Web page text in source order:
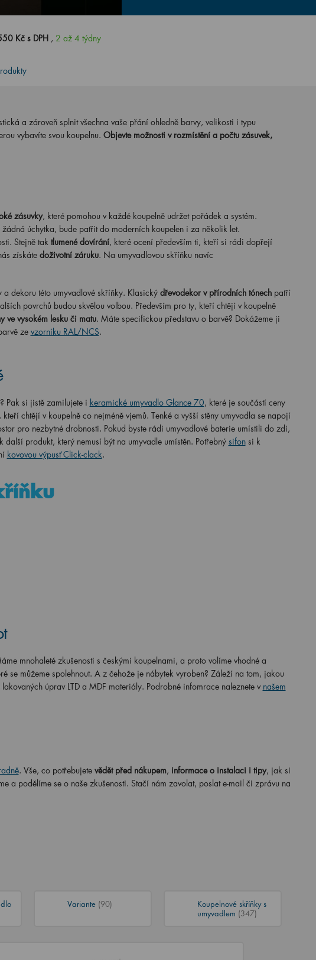
Kč s DPH , 2 až 4 týdny
a zároveň splnit všechna vaše přání ohledně barvy, velikosti i typu
vybavíte svou koupelnu. Objevte možnosti v rozmístění a počtu zásuvek,
zásuvky, které pomohou v každé koupelně udržet pořádek a systém.
úchytka, bude patřit do moderních koupelen i za několik let.
Stejně tak tlumené dovírání, které ocení především ti, kteří si rádi dopřejí
získáte doživotní záruku. Na umyvadlovou skříňku navíc
dekoru této umyvadlové skříňky. Klasický dřevodekor v přírodních tónech patří
povrchů budou skvělou volbou. Především pro ty, kteří chtějí v koupelně
ve vysokém lesku či matu. Máte specifickou představu o barvě? Dokážeme ji
ze vzorníku RAL/NCS.
Pak si jistě zamilujete i keramické umyvadlo Glance 70, které je součástí ceny
chtějí v koupelně co nejméně vjemů. Tenké a vyšší stěny umyvadla se napojí
pro nezbytné drobnosti. Pokud byste rádi umyvadlové baterie umístili do zdi,
další produkt, který nemusí být na umyvadle umístěn. Potřebný sifon si k
kovovou výpusť Click-clack.
mnohaleté zkušenosti s českými koupelnami, a proto volíme vhodné a
se můžeme spolehnout. A z čehože je nábytek vyroben? Záleží na tom, jakou
úprav LTD a MDF materiály. Podrobné infomrace naleznete v našem
. Vše, co potřebujete vědět před nákupem, informace o instalaci i tipy, jak si
a podělíme se o naše zkušenosti. Stačí nám zavolat, poslat e-mail či zprávu na
Variante (90)
Koupelnové skříňky s
umyvadlem (347)